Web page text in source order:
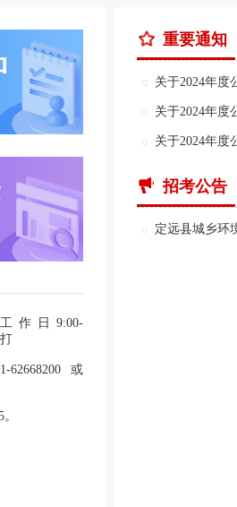
作日9:00-
或
重要通知
关于2024年度
关于2024年度
关于2024年度
招考公告
定远县城乡环